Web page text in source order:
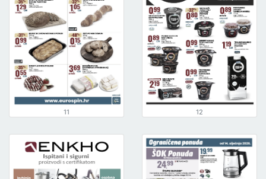
11 12